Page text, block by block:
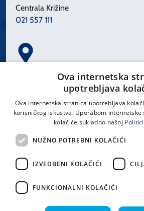
Centrala Križine
021 557 111
Spinčićeva 1, 21000 Split
LINKOVI
Uvjeti korištenja
Ova internetska
upotrebljava
Ova internetska stranica upotrebljava
korisničkog iskustva. Uporabom
kolačiće sukladno našoj
NUŽNO POTREBNI KOLAČIĆI
IZVEDBENI KOLAČIĆI
FUNKCIONALNI KOLAČIĆI